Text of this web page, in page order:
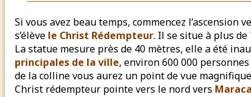
Si vous avez beau temps, commencez l’ascension
s’élève le Christ Rédempteur. Il se situe à plus de
La statue mesure près de 40 mètres, elle a été
principales de la ville, environ 600 000
de la colline vous aurez un point de vue
Christ rédempteur pointe vers le nord vers